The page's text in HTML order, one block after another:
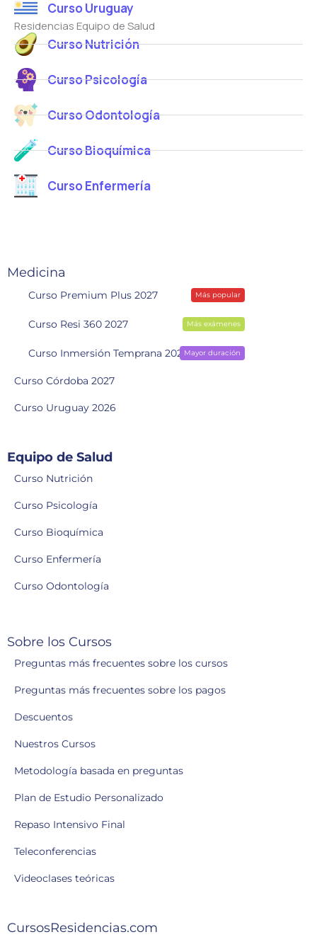
e
o
r
e
o
c
o
*
Curso Uruguay
Residencias Equipo de Salud
Curso Nutrición
Curso Psicología
Curso Odontología
Curso Bioquímica
Curso Enfermería
Medicina
Curso Premium Plus 2027 Más popular
Curso Resi 360 2027 Más exámenes
Curso Inmersión Temprana 2028Mayor duración
Curso Córdoba 2027
Curso Uruguay 2026
Equipo de Salud
Curso Nutrición
Curso Psicología
Curso Bioquímica
Curso Enfermería
Curso Odontología
Sobre los Cursos
Preguntas más frecuentes sobre los cursos
Preguntas más frecuentes sobre los pagos
Descuentos
Nuestros Cursos
Metodología basada en preguntas
Plan de Estudio Personalizado
Repaso Intensivo Final
Teleconferencias
Videoclases teóricas
CursosResidencias.com